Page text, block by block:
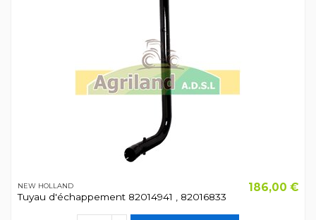
NEW HOLLAND
Tuyau d'échappement 82014941 , 82016833
186,00 €